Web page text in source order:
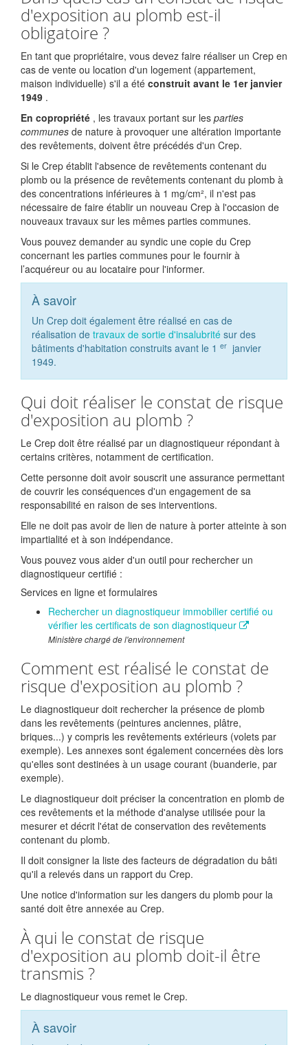
d'exposition au plomb est-il
obligatoire ?
En tant que propriétaire, vous devez faire réaliser un Crep en
cas de vente ou location d'un logement (appartement,
maison individuelle) s'il a été construit avant le 1er janvier
1949 .
En copropriété , les travaux portant sur les parties
communes de nature à provoquer une altération importante
des revêtements, doivent être précédés d'un Crep.
Si le Crep établit l'absence de revêtements contenant du
plomb ou la présence de revêtements contenant du plomb à
des concentrations inférieures à 1 mg/cm², il n'est pas
nécessaire de faire établir un nouveau Crep à l'occasion de
nouveaux travaux sur les mêmes parties communes.
Vous pouvez demander au syndic une copie du Crep
concernant les parties communes pour le fournir à
l’acquéreur ou au locataire pour l'informer.
À savoir
Un Crep doit également être réalisé en cas de
réalisation de travaux de sortie d'insalubrité sur des
bâtiments d'habitation construits avant le 1 er janvier
1949.
Qui doit réaliser le constat de risque
d'exposition au plomb ?
Le Crep doit être réalisé par un diagnostiqueur répondant à
certains critères, notamment de certification.
Cette personne doit avoir souscrit une assurance permettant
de couvrir les conséquences d'un engagement de sa
responsabilité en raison de ses interventions.
Elle ne doit pas avoir de lien de nature à porter atteinte à son
impartialité et à son indépendance.
Vous pouvez vous aider d'un outil pour rechercher un
diagnostiqueur certifié :
Services en ligne et formulaires
Rechercher un diagnostiqueur immobilier certifié ou
vérifier les certificats de son diagnostiqueur
Ministère chargé de l'environnement
Comment est réalisé le constat de
risque d'exposition au plomb ?
Le diagnostiqueur doit rechercher la présence de plomb
dans les revêtements (peintures anciennes, plâtre,
briques...) y compris les revêtements extérieurs (volets par
exemple). Les annexes sont également concernées dès lors
qu'elles sont destinées à un usage courant (buanderie, par
exemple).
Le diagnostiqueur doit préciser la concentration en plomb de
ces revêtements et la méthode d'analyse utilisée pour la
mesurer et décrit l'état de conservation des revêtements
contenant du plomb.
Il doit consigner la liste des facteurs de dégradation du bâti
qu'il a relevés dans un rapport du Crep.
Une notice d'information sur les dangers du plomb pour la
santé doit être annexée au Crep.
À qui le constat de risque
d'exposition au plomb doit-il être
transmis ?
Le diagnostiqueur vous remet le Crep.
À savoir